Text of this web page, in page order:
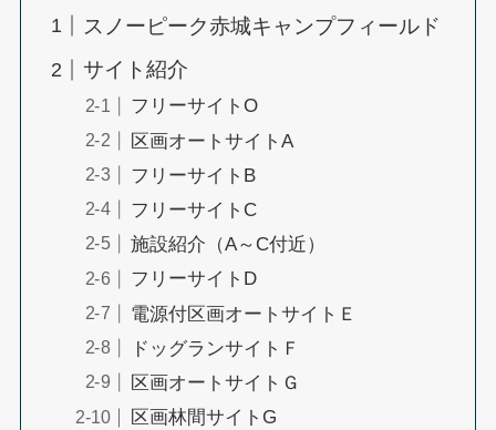
スノーピーク赤城キャンプフィールド
サイト紹介
フリーサイトO
区画オートサイトA
フリーサイトB
フリーサイトC
施設紹介（A～C付近）
フリーサイトD
電源付区画オートサイトＥ
ドッグランサイトＦ
区画オートサイトＧ
区画林間サイトG